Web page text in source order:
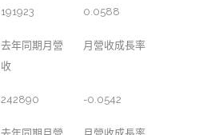
191923 0.0588
去年同期月營
收
月營收成長率
242890 -0.0542